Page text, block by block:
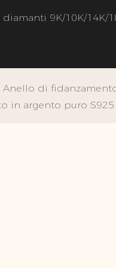
9K/10K/14K/
Anello di
in argento puro